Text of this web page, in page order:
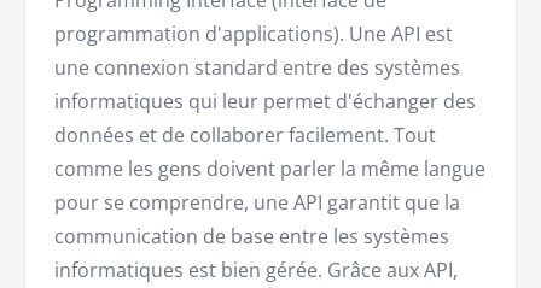
programmation d'applications). Une API est
une connexion standard entre des systèmes
informatiques qui leur permet d'échanger des
données et de collaborer facilement. Tout
comme les gens doivent parler la même langue
pour se comprendre, une API garantit que la
communication de base entre les systèmes
informatiques est bien gérée. Grâce aux API,